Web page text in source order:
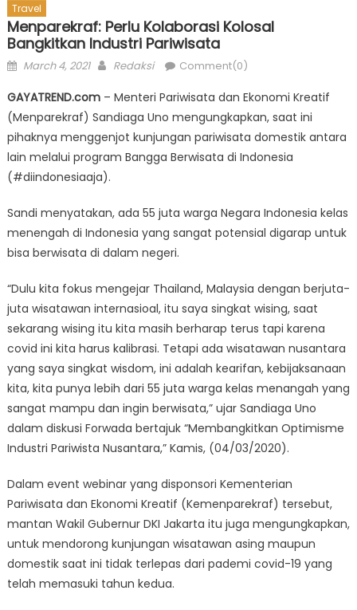
Travel
Menparekraf: Perlu Kolaborasi Kolosal
Bangkitkan Industri Pariwisata
Posted
March 4, 2021 Author
Redaksi Comment(0)
GAYATREND.com– Menteri Pariwisata dan Ekonomi Kreatif
(Menparekraf) Sandiaga Uno mengungkapkan, saat ini
pihaknya menggenjot kunjungan pariwisata domestik antara
lain melalui program Bangga Berwisata di Indonesia
(#diindonesiaaja).
Sandi menyatakan, ada 55 juta warga Negara Indonesia kelas
menengah di Indonesia yang sangat potensial digarap untuk
bisa berwisata di dalam negeri.
“Dulu kita fokus mengejar Thailand, Malaysia dengan berjuta-
juta wisatawan internasioal, itu saya singkat wising, saat
sekarang wising itu kita masih berharap terus tapi karena
covid ini kita harus kalibrasi. Tetapi ada wisatawan nusantara
yang saya singkat wisdom, ini adalah kearifan, kebijaksanaan
kita, kita punya lebih dari 55 juta warga kelas menangah yang
sangat mampu dan ingin berwisata,” ujar Sandiaga Uno
dalam diskusi Forwada bertajuk “Membangkitkan Optimisme
Industri Pariwista Nusantara,” Kamis, (04/03/2020).
Dalam event webinar yang disponsori Kementerian
Pariwisata dan Ekonomi Kreatif (Kemenparekraf) tersebut,
mantan Wakil Gubernur DKI Jakarta itu juga mengungkapkan,
untuk mendorong kunjungan wisatawan asing maupun
domestik saat ini tidak terlepas dari pademi covid-19 yang
telah memasuki tahun kedua.